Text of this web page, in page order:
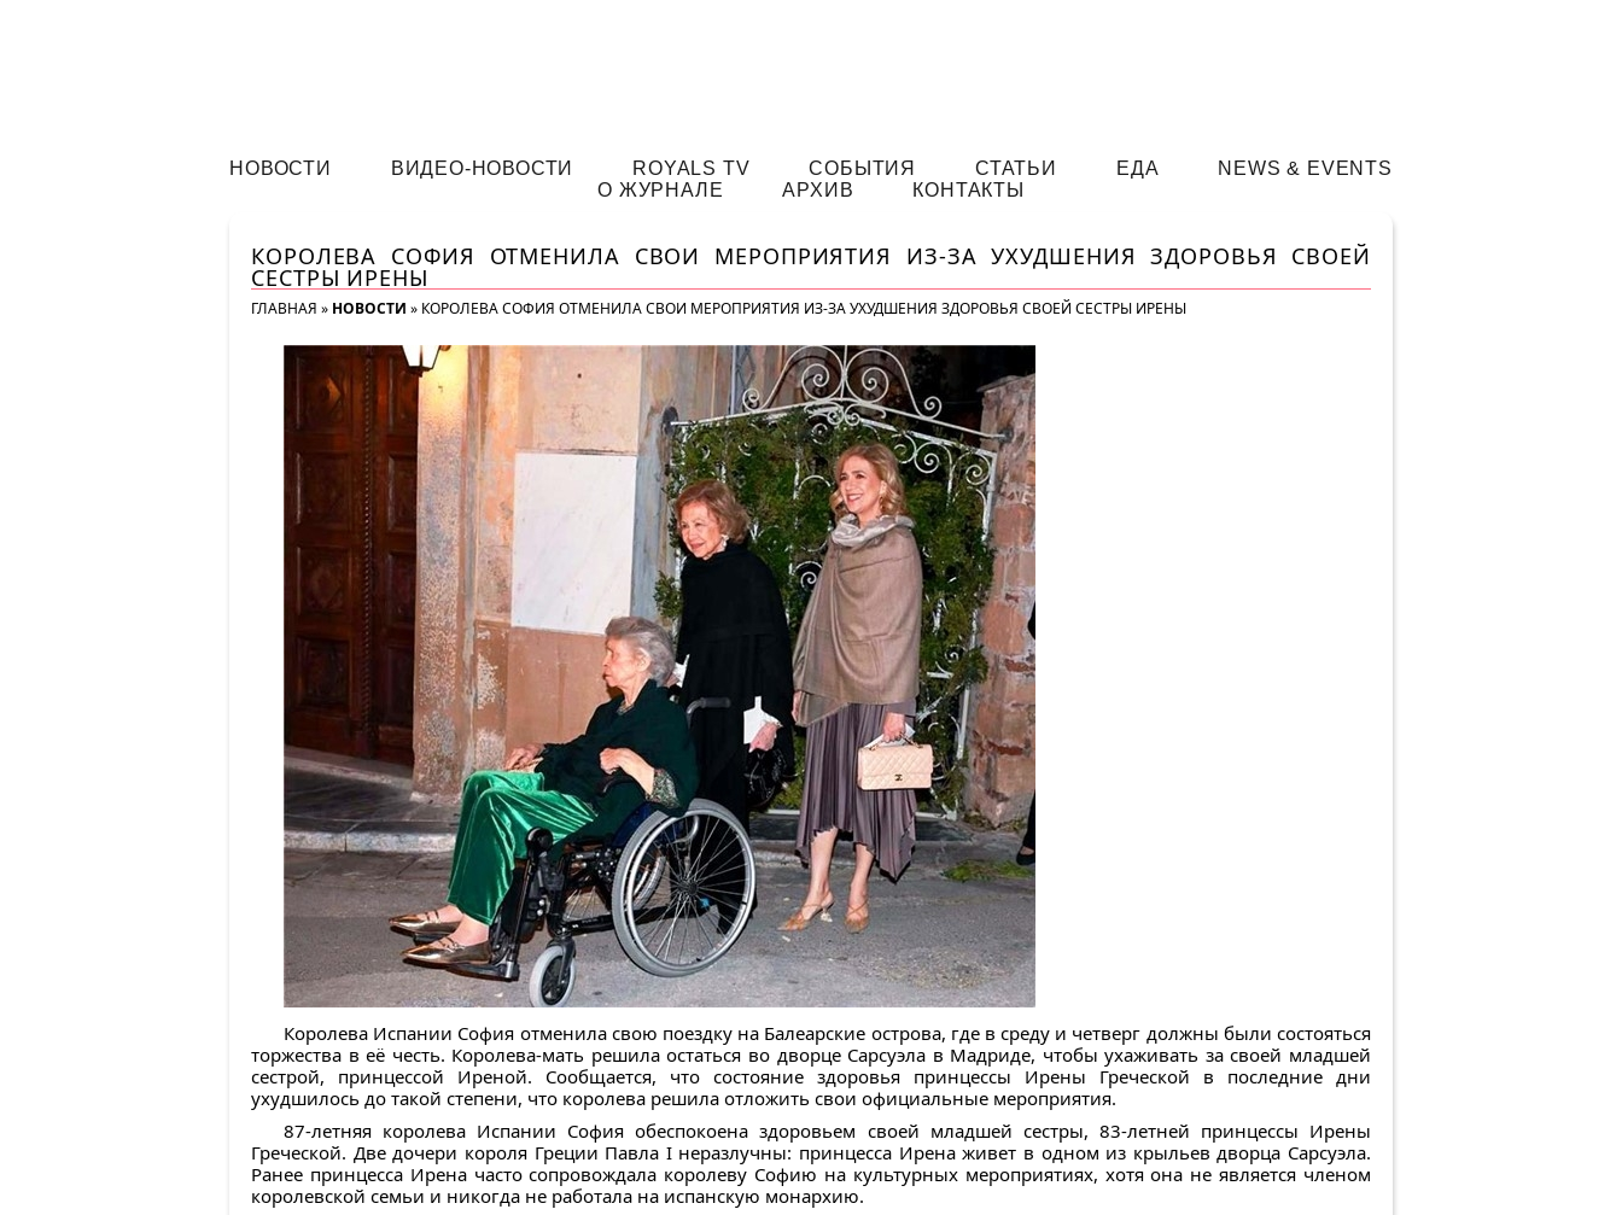
НОВОСТИ ВИДЕО-НОВОСТИ ROYALS TV СОБЫТИЯ СТАТЬИ ЕДА
NEWS & EVENTS
О ЖУРНАЛЕ
АРХИВ КОНТАКТЫ
КОРОЛЕВА СОФИЯ ОТМЕНИЛА СВОИ МЕРОПРИЯТИЯ ИЗ-ЗА УХУДШЕНИЯ ЗДОРОВЬЯ СВОЕЙ
СЕСТРЫ ИРЕНЫ
ГЛАВНАЯ » НОВОСТИ » КОРОЛЕВА СОФИЯ ОТМЕНИЛА СВОИ МЕРОПРИЯТИЯ ИЗ-ЗА УХУДШЕНИЯ ЗДОРОВЬЯ СВОЕЙ СЕСТРЫ ИРЕНЫ
Королева Испании София отменила свою поездку на Балеарские острова, где в среду и четверг должны были состояться
торжества в её честь. Королева-мать решила остаться во дворце Сарсуэла в Мадриде, чтобы ухаживать за своей младшей
сестрой, принцессой Иреной. Сообщается, что состояние здоровья принцессы Ирены Греческой в последние дни
ухудшилось до такой степени, что королева решила отложить свои официальные мероприятия.
87-летняя королева Испании София обеспокоена здоровьем своей младшей сестры, 83-летней принцессы Ирены
Греческой. Две дочери короля Греции Павла I неразлучны: принцесса Ирена живет в одном из крыльев дворца Сарсуэла.
Ранее принцесса Ирена часто сопровождала королеву Софию на культурных мероприятиях, хотя она не является членом
королевской семьи и никогда не работала на испанскую монархию.